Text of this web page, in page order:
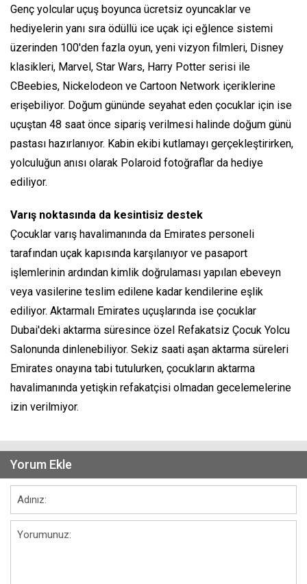
Genç yolcular uçuş boyunca ücretsiz oyuncaklar ve
hediyelerin yanı sıra ödüllü ice uçak içi eğlence sistemi
üzerinden 100'den fazla oyun, yeni vizyon filmleri, Disney
klasikleri, Marvel, Star Wars, Harry Potter serisi ile
CBeebies, Nickelodeon ve Cartoon Network içeriklerine
erişebiliyor. Doğum gününde seyahat eden çocuklar için ise
uçuştan 48 saat önce sipariş verilmesi halinde doğum günü
pastası hazırlanıyor. Kabin ekibi kutlamayı gerçekleştirirken,
yolculuğun anısı olarak Polaroid fotoğraflar da hediye
ediliyor.
Varış noktasında da kesintisiz destek
Çocuklar varış havalimanında da Emirates personeli
tarafından uçak kapısında karşılanıyor ve pasaport
işlemlerinin ardından kimlik doğrulaması yapılan ebeveyn
veya vasilerine teslim edilene kadar kendilerine eşlik
ediliyor. Aktarmalı Emirates uçuşlarında ise çocuklar
Dubai'deki aktarma süresince özel Refakatsiz Çocuk Yolcu
Salonunda dinlenebiliyor. Sekiz saati aşan aktarma süreleri
Emirates onayına tabi tutulurken, çocukların aktarma
havalimanında yetişkin refakatçisi olmadan gecelemelerine
izin verilmiyor.
Yorum Ekle